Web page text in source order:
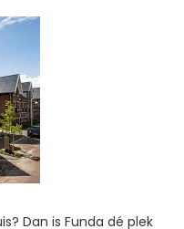
Dan is Funda dé plek